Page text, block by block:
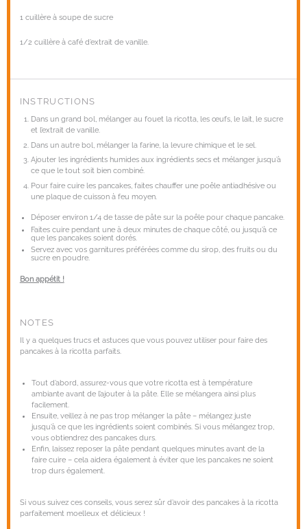
1cuillère à soupe de sucre
1/2 cuillère à café d’extrait de vanille.
INSTRUCTIONS
Dans un grand bol, mélanger au fouet la ricotta, les œufs, le lait, le sucre
et l’extrait de vanille.
Dans un autre bol, mélanger la farine, la levure chimique et le sel.
Ajouter les ingrédients humides aux ingrédients secs et mélanger jusqu’à
ce que le tout soit bien combiné.
Pour faire cuire les pancakes, faites chauffer une poêle antiadhésive ou
une plaque de cuisson à feu moyen.
Déposer environ 1/4 de tasse de pâte sur la poêle pour chaque pancake.
Faites cuire pendant une à deux minutes de chaque côté, ou jusqu’à ce
que les pancakes soient dorés.
Servez avec vos garnitures préférées comme du sirop, des fruits ou du
sucre en poudre.
Bon appétit !
NOTES
Il y a quelques trucs et astuces que vous pouvez utiliser pour faire des
pancakes à la ricotta parfaits.
Tout d’abord, assurez-vous que votre ricotta est à température
ambiante avant de l’ajouter à la pâte. Elle se mélangera ainsi plus
facilement.
Ensuite, veillez à ne pas trop mélanger la pâte – mélangez juste
jusqu’à ce que les ingrédients soient combinés. Si vous mélangez trop,
vous obtiendrez des pancakes durs.
Enfin, laissez reposer la pâte pendant quelques minutes avant de la
faire cuire – cela aidera également à éviter que les pancakes ne soient
trop durs également.
Si vous suivez ces conseils, vous serez sûr d’avoir des pancakes à la ricotta
parfaitement moelleux et délicieux !